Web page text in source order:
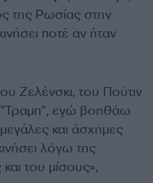
της Ρωσίας στην
ποτέ αν ήταν
Ζελένσκι, του Πούτιν
”Τραμπ”, εγώ βοηθάω
και άσχημες
λόγω της
του μίσους»,